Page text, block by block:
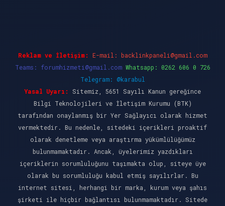
Reklam ve İletişim: E-mail: backlinkpaneli@gmail.com
Teams: forumhizmeti@gmail.com Whatsapp: 0262 606 0 726
Telegram: @karabul
Yasal Uyarı:
Sitemiz, 5651 Sayılı Kanun gereğince
Bilgi Teknolojileri ve İletişim Kurumu (BTK)
tarafından onaylanmış bir Yer Sağlayıcı olarak hizmet
vermektedir. Bu nedenle, sitedeki içerikleri proaktif
olarak denetleme veya araştırma yükümlülüğümüz
bulunmamaktadır. Ancak, üyelerimiz yazdıkları
içeriklerin sorumluluğunu taşımakta olup, siteye üye
olarak bu sorumluluğu kabul etmiş sayılırlar. Bu
internet sitesi, herhangi bir marka, kurum veya şahıs
şirketi ile hiçbir bağlantısı bulunmamaktadır. Sitede